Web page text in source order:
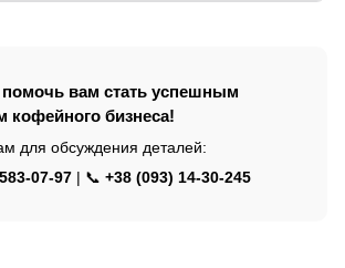
вам стать успешным
кофейного бизнеса!
для обсуждения деталей:
07-97 | 📞 +38 (093) 14-30-245